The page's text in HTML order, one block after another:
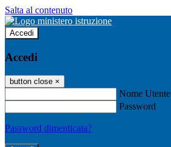
Salta al contenuto
Accedi
Accedi
button close ×
Nome Utente
Password
Password dimenticata?